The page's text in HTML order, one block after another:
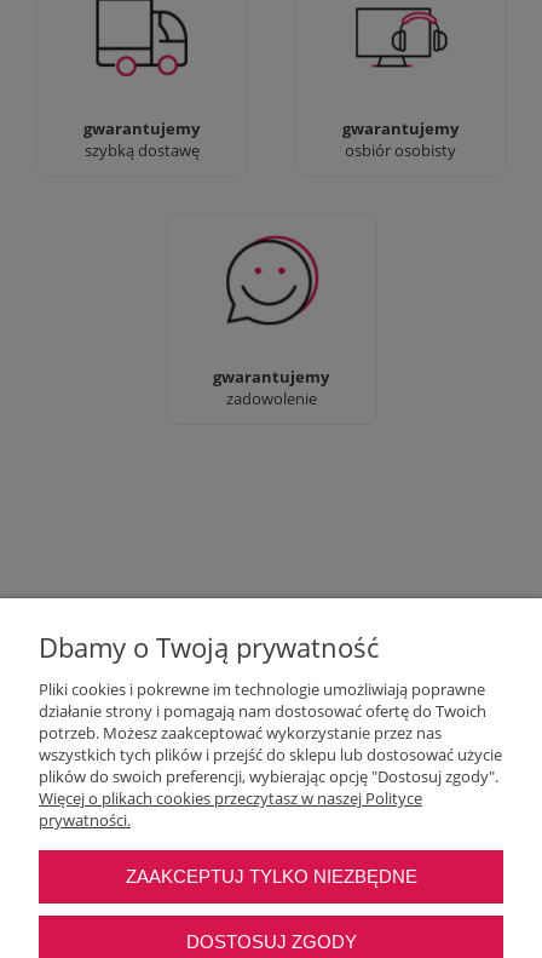
gwarantujemy
szybką dostawę
90% dostaw następnego
dnia, bez dopłat!
gwarantujemy
osbiór osobisty
Jesteśmy prawdziwi :)
możesz przyjść i
gwarantujemy
zadowolenie
Sprawdź nasze 100%
zadowolenia Klientów
Moje konto
Najczęstsze pytania
Dbamy o Twoją prywatność
Pliki cookies i pokrewne im technologie umożliwiają poprawne
działanie strony i pomagają nam dostosować ofertę do Twoich
potrzeb. Możesz zaakceptować wykorzystanie przez nas
wszystkich tych plików i przejść do sklepu lub dostosować użycie
plików do swoich preferencji, wybierając opcję "Dostosuj zgody".
Więcej o plikach cookies przeczytasz w naszej Polityce
prywatności.
ZAAKCEPTUJ TYLKO NIEZBĘDNE
DOSTOSUJ ZGODY